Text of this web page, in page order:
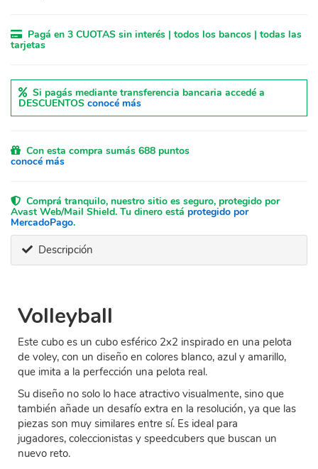
Pagá en 3 CUOTAS sin interés | todos los bancos | todas las
tarjetas
Si pagás mediante transferencia bancaria accedé a
DESCUENTOS conocé más
Con esta compra sumás 688 puntos
conocé más
Comprá tranquilo, nuestro sitio es seguro, protegido por
Avast Web/Mail Shield. Tu dinero está protegido por
MercadoPago.
Descripción
Volleyball
Este cubo es un cubo esférico 2x2 inspirado en una pelota
de voley, con un diseño en colores blanco, azul y amarillo,
que imita a la perfección una pelota real.
Su diseño no solo lo hace atractivo visualmente, sino que
también añade un desafío extra en la resolución, ya que las
piezas son muy similares entre sí. Es ideal para
jugadores, coleccionistas y speedcubers que buscan un
nuevo reto.